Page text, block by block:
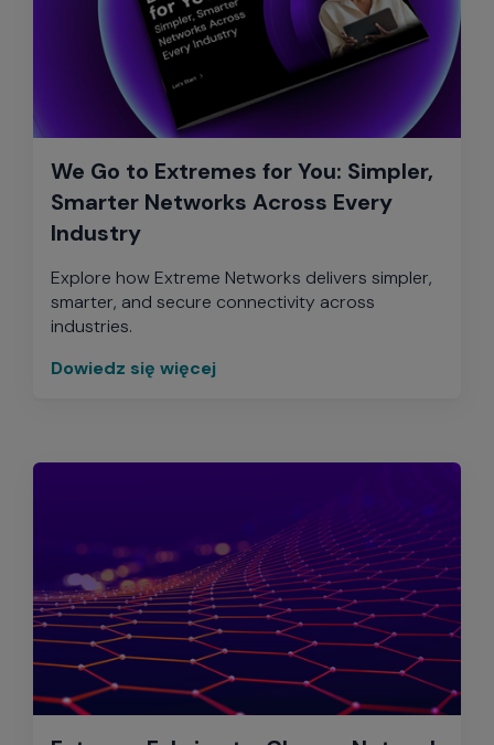
We Go to Extremes for You: Simpler,
Smarter Networks Across Every
Industry
Explore how Extreme Networks delivers simpler,
smarter, and secure connectivity across
industries.
Dowiedz się więcej